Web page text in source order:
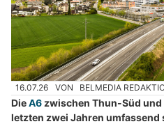
16.07.26 VON BELMEDIA
DieA6 zwischen Thun-Süd
letzten zwei Jahren umfassend